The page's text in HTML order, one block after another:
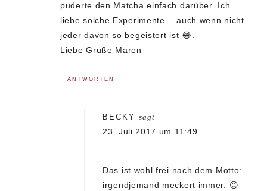
puderte den Matcha einfach darüber. Ich
liebe solche Experimente… auch wenn nicht
jeder davon so begeistert ist 😂.
Liebe Grüße Maren
ANTWORTEN
BECKY sagt
23. Juli 2017 um 11:49
Das ist wohl frei nach dem Motto:
irgendjemand meckert immer. 😉